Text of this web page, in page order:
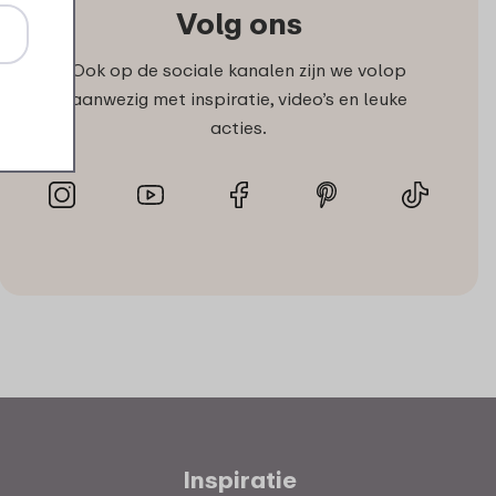
Volg ons
Ook op de sociale kanalen zijn we volop
aanwezig met inspiratie, video’s en leuke
acties.
Inspiratie